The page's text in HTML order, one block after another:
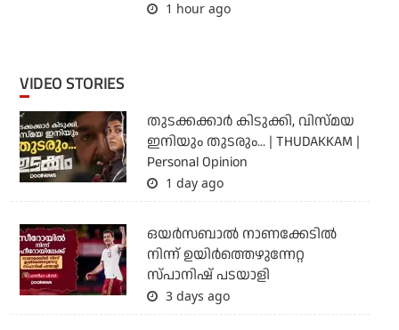
1 hour ago
VIDEO STORIES
തുടക്കക്കാര്‍ കിടുക്കി, വിസ്മയ
ഇനിയും തുടരും... | THUDAKKAM |
Personal Opinion
1 day ago
ഒയര്‍സബാൽ നാണക്കേടിൽ
നിന്ന് ഉയിർത്തെഴുന്നേറ്റ
സ്പാനിഷ് പടയാളി
3 days ago